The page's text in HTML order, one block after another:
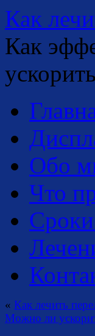
Как
Как
Обо
Что
« Как лечить
Можно ли